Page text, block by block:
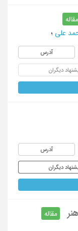
مقاله
علی ؛
آدرس
دیگران
آدرس
دیگران
مقاله